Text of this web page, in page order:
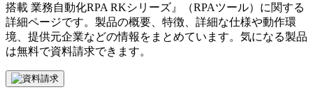
搭載 業務自動化RPA RKシリーズ 』（RPAツール）に関する
詳細ページです。製品の概要、特徴、詳細な仕様や動作環
境、提供元企業などの情報をまとめています。気になる製品
は無料で資料請求できます。